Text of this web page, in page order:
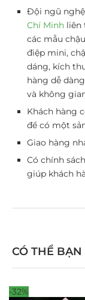
Đội ngũ
Chí Minh liên
các mẫu
điệp mini,
dáng, kích
hàng dễ
và không
Khách hàng
để có một
Giao hàng
Có chính
giúp khách
CÓ THỂ
-32%